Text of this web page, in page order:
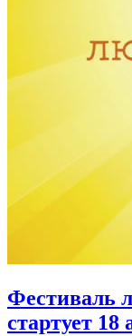
Фестиваль
стартует 18